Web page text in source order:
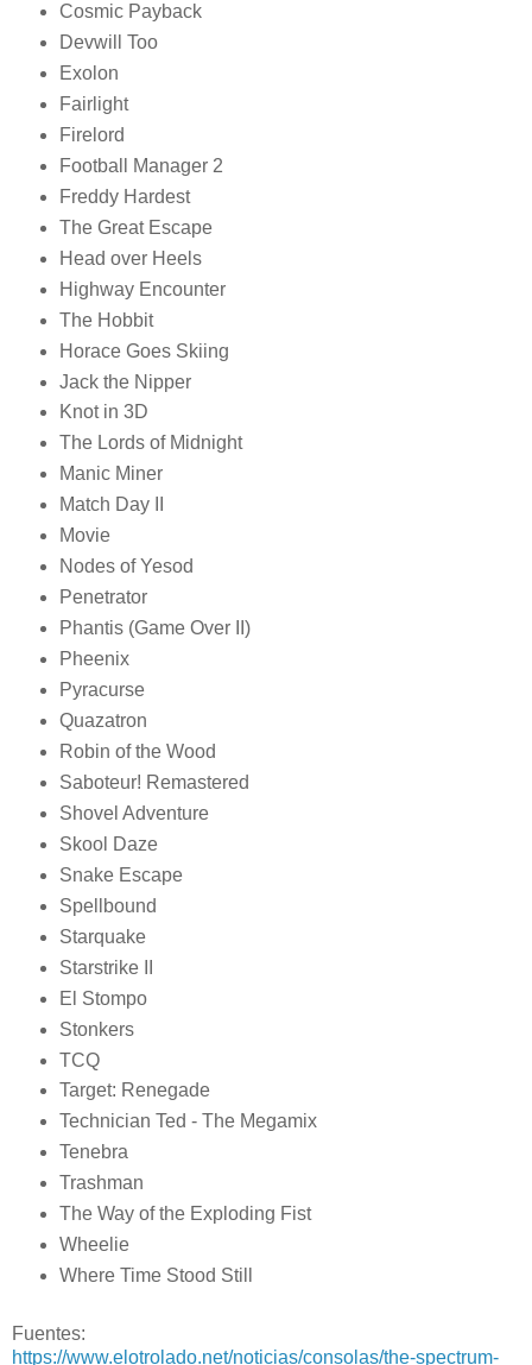
Cosmic Payback
Devwill Too
Exolon
Fairlight
Firelord
Football Manager 2
Freddy Hardest
The Great Escape
Head over Heels
Highway Encounter
The Hobbit
Horace Goes Skiing
Jack the Nipper
Knot in 3D
The Lords of Midnight
Manic Miner
Match Day II
Movie
Nodes of Yesod
Penetrator
Phantis (Game Over II)
Pheenix
Pyracurse
Quazatron
Robin of the Wood
Saboteur! Remastered
Shovel Adventure
Skool Daze
Snake Escape
Spellbound
Starquake
Starstrike II
El Stompo
Stonkers
TCQ
Target: Renegade
Technician Ted - The Megamix
Tenebra
Trashman
The Way of the Exploding Fist
Wheelie
Where Time Stood Still
Fuentes:
https://www.elotrolado.net/noticias/consolas/the-spectrum-